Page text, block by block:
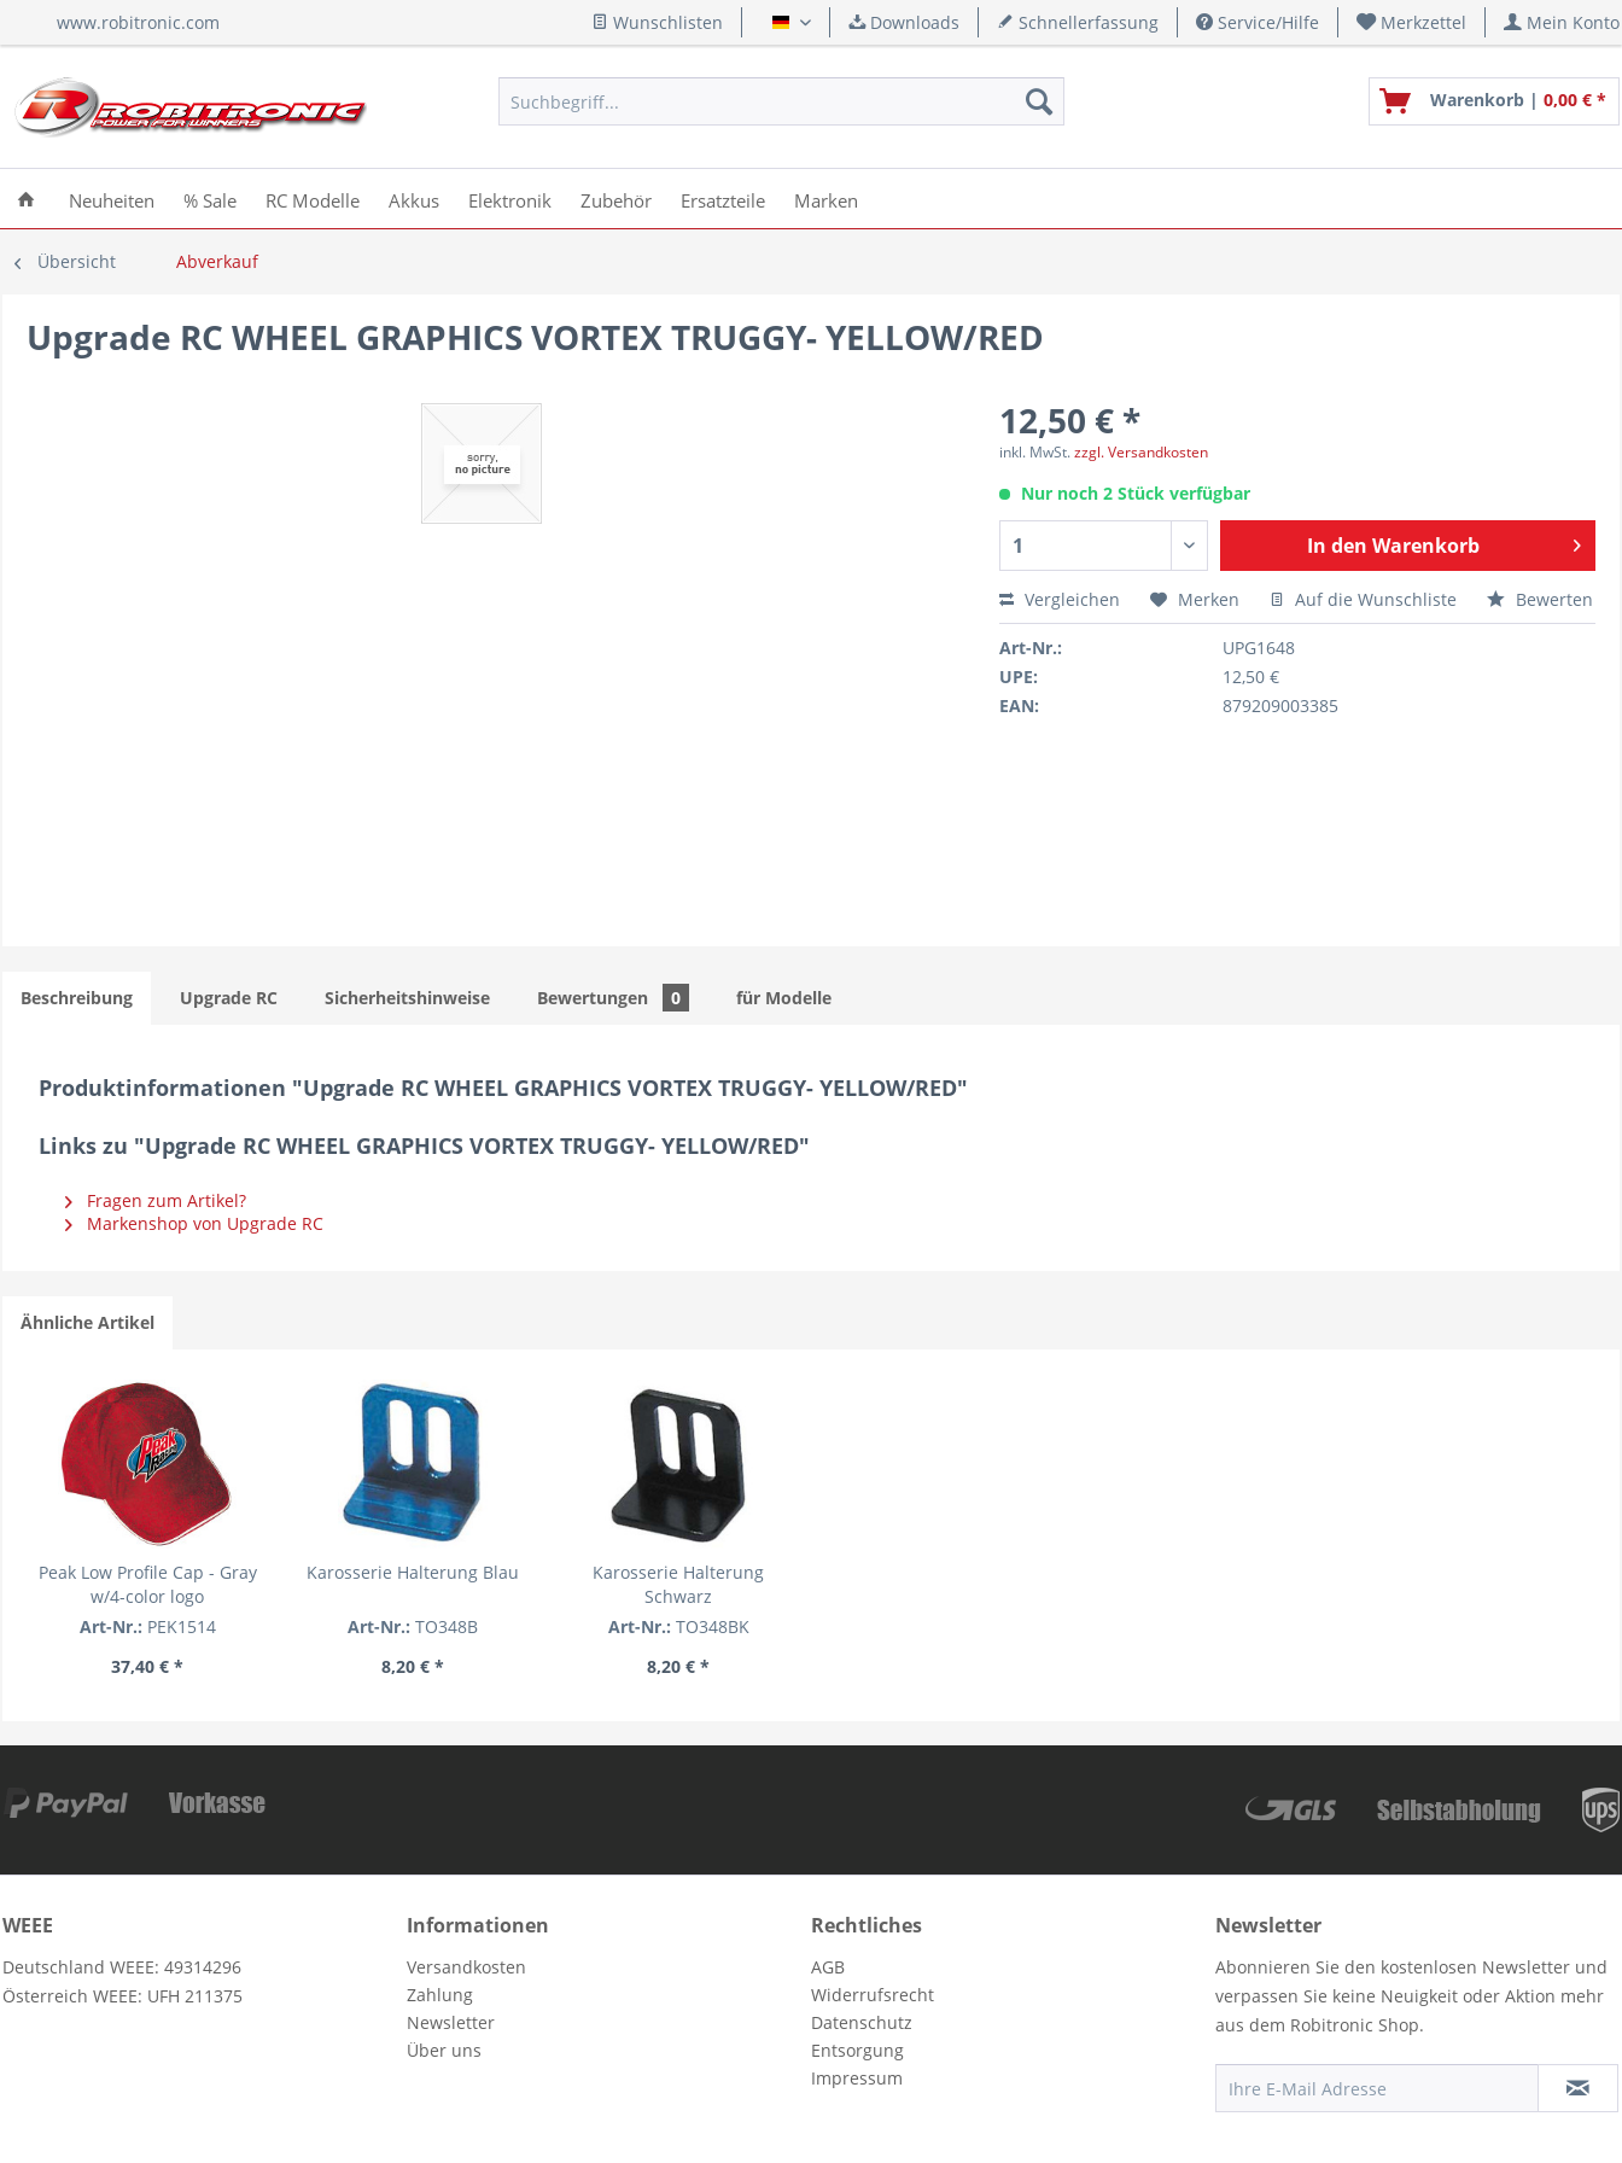
www.robitronic.com Wunschlisten Deutsch Downloads Schnellerfassung Service/Hilfe Merkzettel Mein Konto
Warenkorb | 0,00 € *
Neuheiten % Sale RC Modelle Akkus Elektronik Zubehör Ersatzteile Marken
Übersicht Abverkauf
Upgrade RC WHEEL GRAPHICS VORTEX TRUGGY- YELLOW/RED
12,50 € *
inkl. MwSt.zzgl. Versandkosten
Nur noch 2 Stück verfügbar
In den Warenkorb
Vergleichen Merken Auf die Wunschliste Bewerten
Art-Nr.:
UPG1648
UPE:
12,50 €
EAN:
879209003385
Beschreibung Upgrade RC Sicherheitshinweise Bewertungen 0 für Modelle
Produktinformationen "Upgrade RC WHEEL GRAPHICS VORTEX TRUGGY- YELLOW/RED"
Links zu "Upgrade RC WHEEL GRAPHICS VORTEX TRUGGY- YELLOW/RED"
Fragen zum Artikel?
Markenshop von Upgrade RC
Ähnliche Artikel
Peak Low Profile Cap - Gray
w/4-color logo
Art-Nr.: PEK1514
37,40 € *
Karosserie Halterung Blau
Art-Nr.: TO348B
8,20 € *
Karosserie Halterung
Schwarz
Art-Nr.: TO348BK
8,20 € *
WEEE
Deutschland WEEE: 49314296
Österreich WEEE: UFH 211375
Informationen
Versandkosten
Zahlung
Newsletter
Über uns
Rechtliches
AGB
Widerrufsrecht
Datenschutz
Entsorgung
Impressum
Newsletter
Abonnieren Sie den kostenlosen Newsletter und
verpassen Sie keine Neuigkeit oder Aktion mehr
aus dem Robitronic Shop.